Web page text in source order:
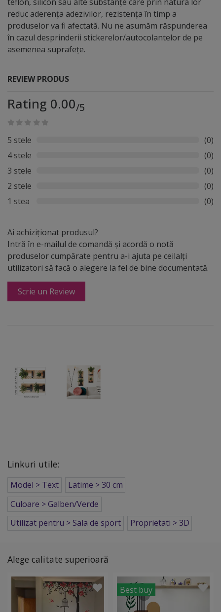
reduc aderența adezivilor, rezistența în timp a
produselor va fi afectată. Nu ne asumăm răspunderea
în cazul desprinderii stickerelor/autocolantelor de pe
asemenea suprafețe.
REVIEW PRODUS
Rating 0.00/5
5 stele
(0)
4 stele
(0)
3 stele
(0)
2 stele
(0)
1 stea
(0)
Ai achiziționat produsul?
Intră în e-mailul de comandă și acordă o notă
produselor cumpărate pentru a-i ajuta pe ceilalți
utilizatori să facă o alegere la fel de bine documentată.
Scrie un Review
Linkuri utile:
Model > Text
Latime > 30 cm
Culoare > Galben/Verde
Utilizat pentru > Sala de sport
Proprietati > 3D
Alege calitate superioară
Best buy